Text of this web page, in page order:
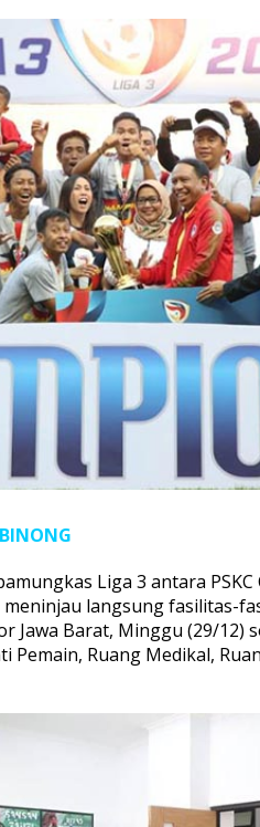
Liga 3 antara PSKC
langsung fasilitas-
Jawa Barat, Minggu (29/12)
Pemain, Ruang Medikal,